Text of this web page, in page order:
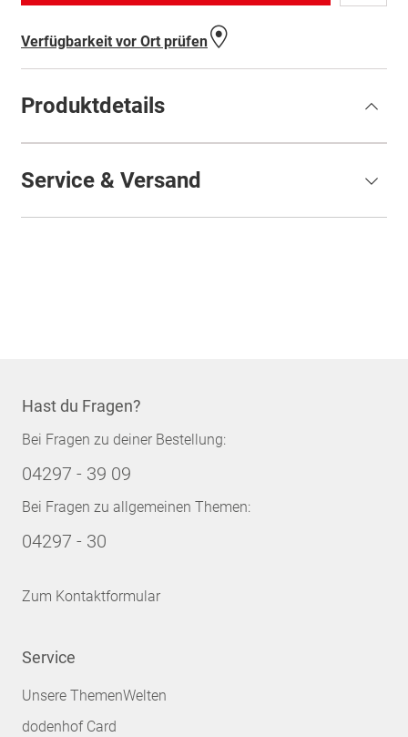
Verfügbarkeit vor Ort prüfen
Produktdetails
Service & Versand
Hast du Fragen?
Bei Fragen zu deiner Bestellung:
04297 - 39 09
Bei Fragen zu allgemeinen Themen:
04297 - 30
Zum Kontaktformular
Service
Unsere ThemenWelten
dodenhof Card